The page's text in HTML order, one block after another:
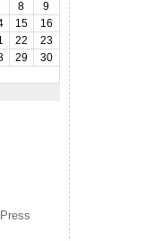
8
9
15
16
22
23
29
30